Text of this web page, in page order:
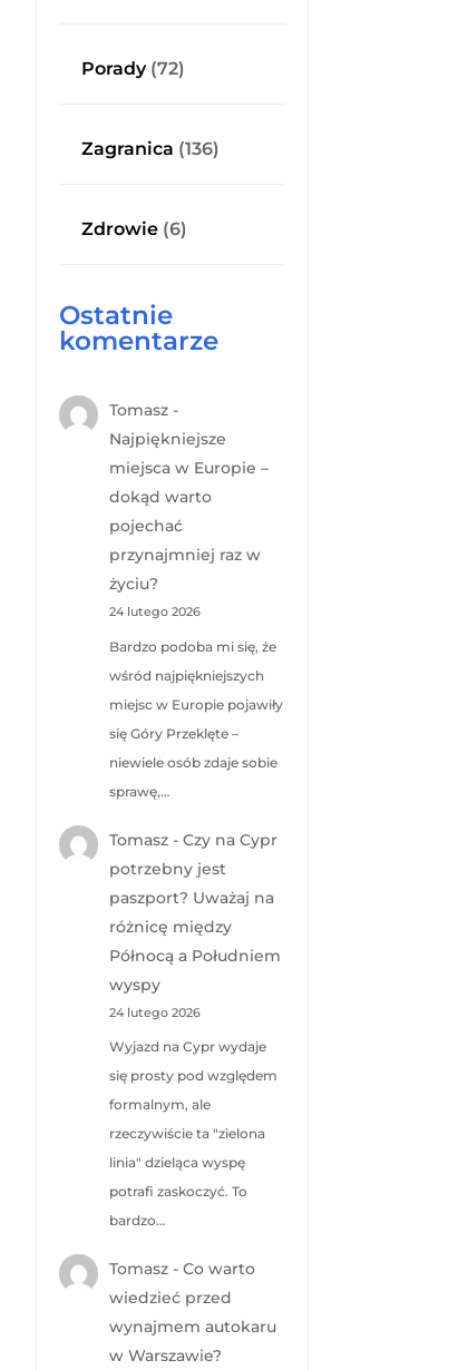
Porady(72)
Zagranica (136)
Zdrowie(6)
Ostatnie
komentarze
Tomasz -
Najpiękniejsze
miejsca w Europie –
dokąd warto
pojechać
przynajmniej raz w
życiu?
24 lutego 2026
Bardzo podoba mi się, że
wśród najpiękniejszych
miejsc w Europie pojawiły
się Góry Przeklęte –
niewiele osób zdaje sobie
sprawę,…
Tomasz -Czy na Cypr
potrzebny jest
paszport? Uważaj na
różnicę między
Północą a Południem
wyspy
24 lutego 2026
Wyjazd na Cypr wydaje
się prosty pod względem
formalnym, ale
rzeczywiście ta "zielona
linia" dzieląca wyspę
potrafi zaskoczyć. To
bardzo…
Tomasz -Co warto
wiedzieć przed
wynajmem autokaru
w Warszawie?